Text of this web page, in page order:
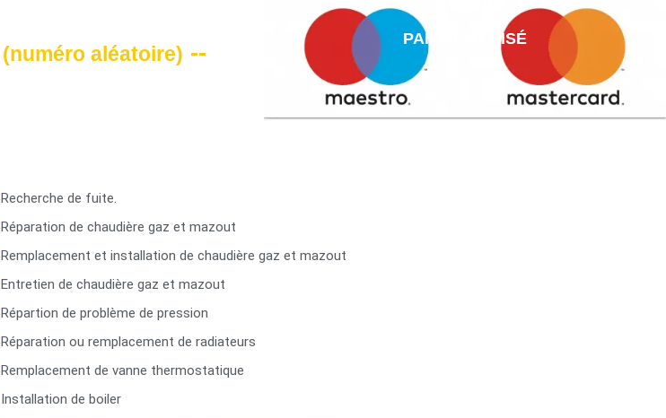
(numéro aléatoire) --
PAIEMENT AISÉ
Recherche de fuite.
Réparation de chaudière gaz et mazout
Remplacement et installation de chaudière gaz et mazout
Entretien de chaudière gaz et mazout
Répartion de problème de pression
Réparation ou remplacement de radiateurs
Remplacement de vanne thermostatique
Installation de boiler